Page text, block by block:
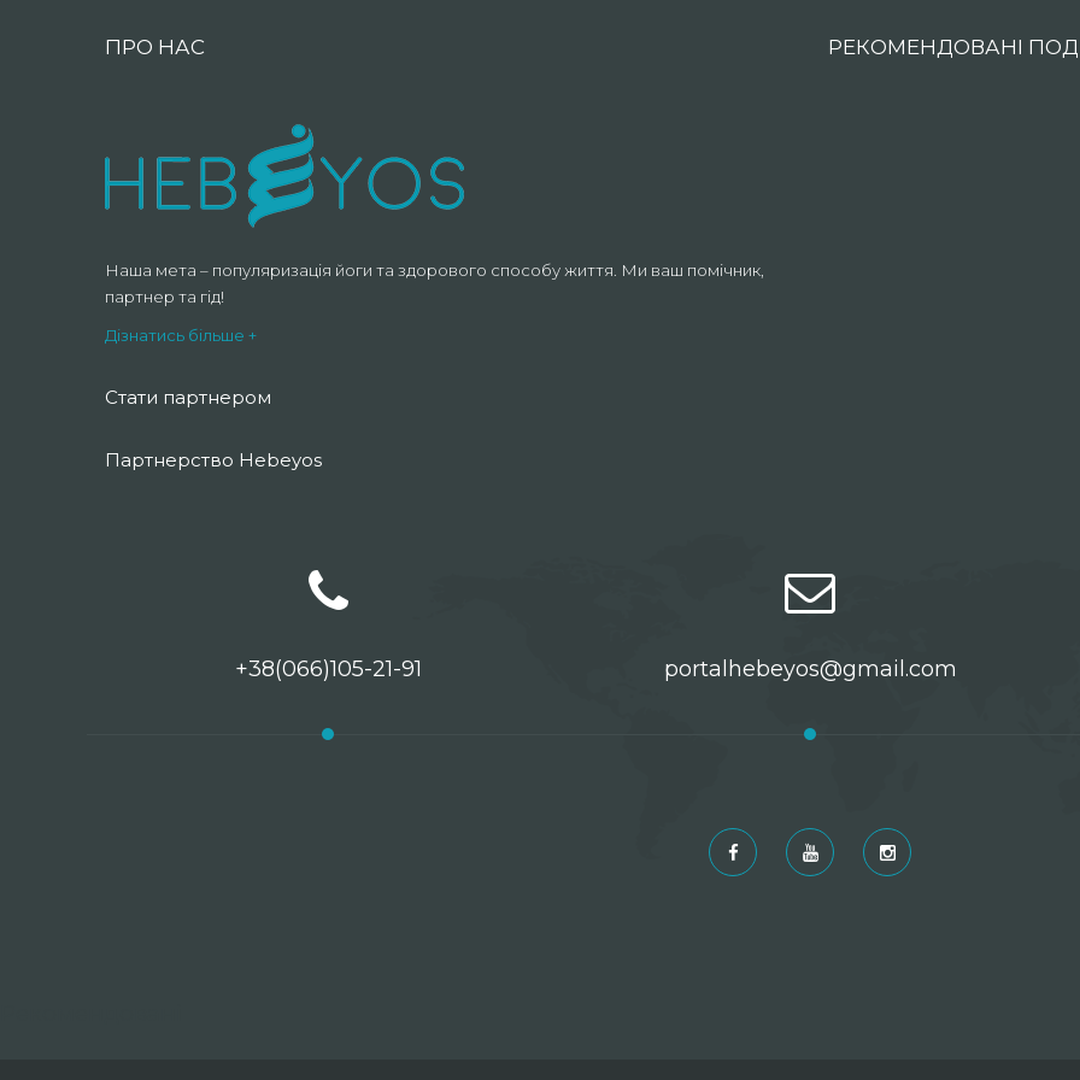
ПРО НАС
Наша мета – популяризація йоги та здорового способу життя. Ми ваш помічник,
партнер та гід!
Дізнатись більше +
Стати партнером
Партнерство Hebeyos
РЕКОМЕНДОВАНІ
+38(066)105-21-91 portalhebeyos@gmail.com